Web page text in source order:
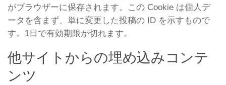
がブラウザーに保存されます。この Cookie は個人デ
ータを含まず、単に変更した投稿の ID を示すもので
す。1日で有効期限が切れます。
他サイトからの埋め込みコンテ
ンツ